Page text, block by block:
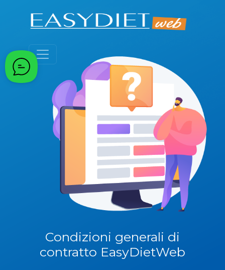
Condizioni generali di
contratto EasyDietWeb